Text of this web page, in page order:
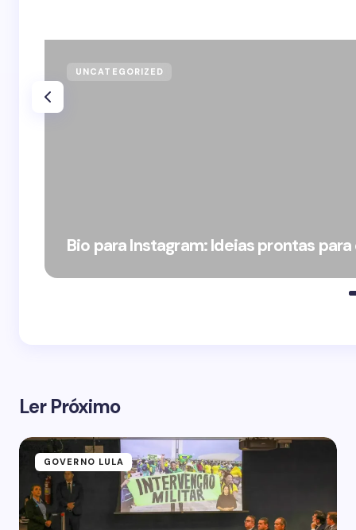
UNCATEGORIZED
Bio para Instagram: Ideias prontas
Ler Próximo
GOVERNO LULA